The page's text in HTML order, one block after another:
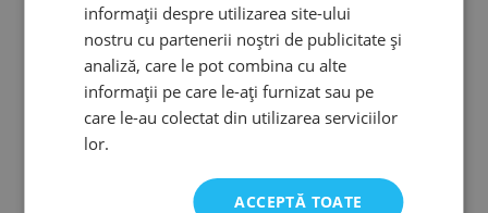
informații despre utilizarea site-ului
nostru cu partenerii noștri de publicitate și
analiză, care le pot combina cu alte
informații pe care le-ați furnizat sau pe
care le-au colectat din utilizarea serviciilor
lor.
ACCEPTĂ TOATE